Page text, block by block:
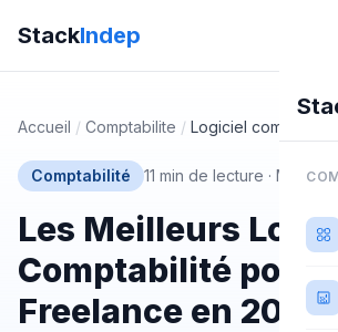
StackIndep
Accueil / Comptabilite / Logiciel
Comptabilité 11 min de lecture · Mis à
Les Meilleurs
Comptabilité pour
Freelance en 2026